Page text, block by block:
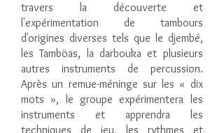
travers la découverte et
l'expérimentation de tambours
d'origines diverses tels que le djembé,
les Tamböas, la darbouka et plusieurs
autres instruments de percussion.
Après un remue-méninge sur les « dix
mots », le groupe expérimentera les
instruments et apprendra les
techniques de jeu, les rythmes et